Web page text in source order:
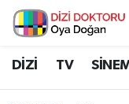
DİZİ TV
İstanbul